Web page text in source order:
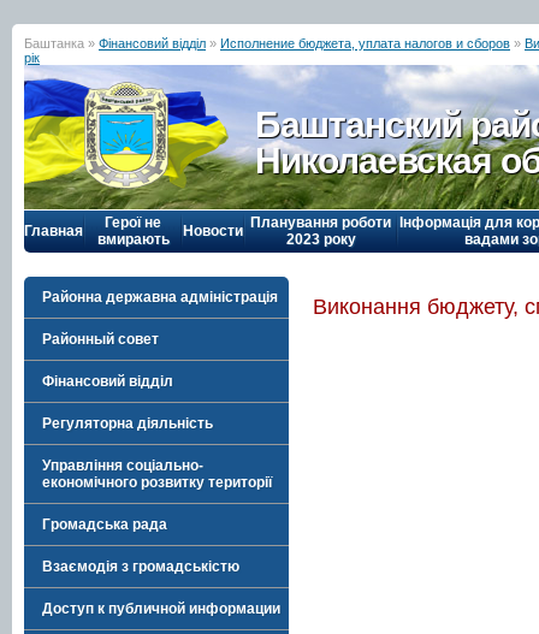
Баштанка » Фінансовий відділ » Исполнение бюджета, уплата налогов и сборов »
рік
Баштанский
Николаевская
Главная
Герої не
вмирають
Новости Планування роботи
2023 року
Інформація для
вадами
Районна державна адміністрація
Районный совет
Фінансовий відділ
Регуляторна діяльність
Управління соціально-
економічного розвитку території
Громадська рада
Взаємодія з громадськістю
Доступ к публичной информации
Виконання бюджету,